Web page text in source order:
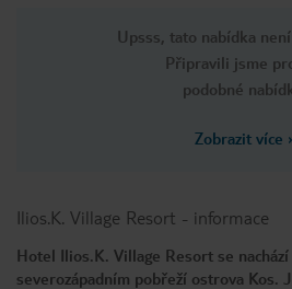
Upsss, tato nabídka
Připravili jsme
podobné
Zobrazit více
Ilios.K. Village Resort - informace
Hotel Ilios.K. Village Resort se nachází
severozápadním pobřeží ostrova Kos.